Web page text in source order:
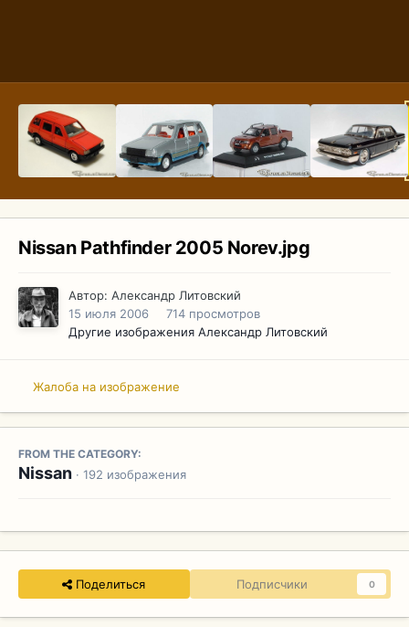
Nissan Pathfinder 2005 Norev.jpg
Автор: Александр Литовский
15 июля 2006
714 просмотров
Другие изображения Александр Литовский
Жалоба на изображение
FROM THE CATEGORY:
Nissan · 192 изображения
Поделиться Подписчики 0